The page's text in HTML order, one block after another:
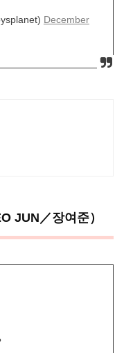
December
JUN／장여준）